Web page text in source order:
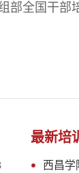
部全国干部
最新培
西昌学